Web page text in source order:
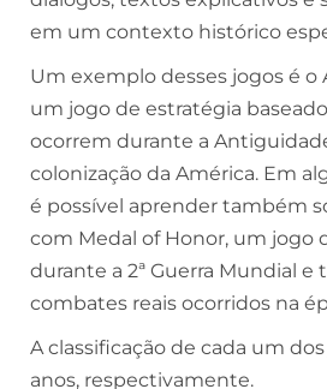
em um contexto histórico
Um exemplo desses jogos é o
um jogo de estratégia
ocorrem durante a
colonização da América. Em
é possível aprender também
com Medal of Honor, um jogo
durante a 2ª Guerra Mundial e
combates reais ocorridos na
A classificação de cada um dos
anos, respectivamente.